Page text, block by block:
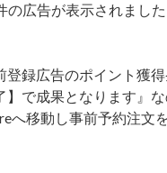
広告が表示されました
登録広告のポイント獲
】で成果となります』
へ移動し事前予約注文